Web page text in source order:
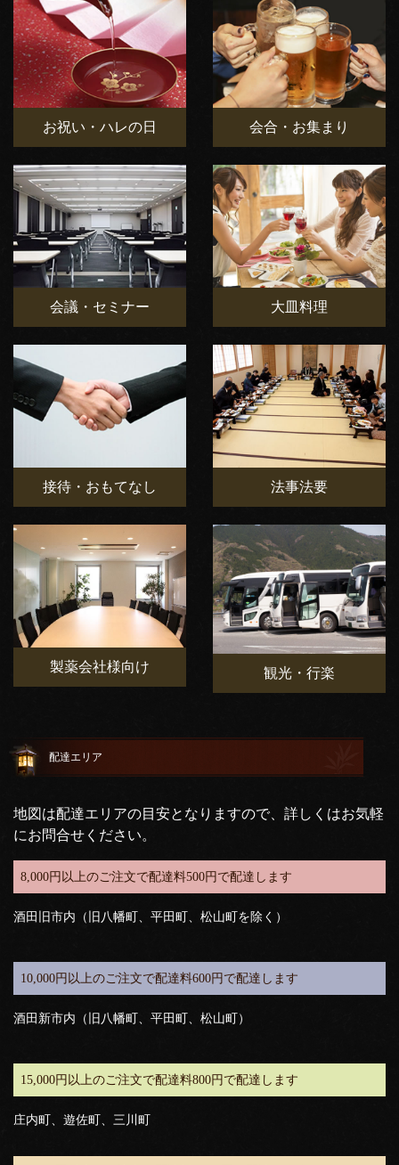
お祝い・ハレの日 会合・お集まり
会議・セミナー 大皿料理
接待・おもてなし 法事法要
製薬会社様向け 観光・行楽
配達エリア
地図は配達エリアの目安となりますので、詳しくはお気軽
にお問合せください。
8,000円以上のご注文で配達料500円で配達します
酒田旧市内（旧八幡町、平田町、松山町を除く）
10,000円以上のご注文で配達料600円で配達します
酒田新市内（旧八幡町、平田町、松山町）
15,000円以上のご注文で配達料800円で配達します
庄内町、遊佐町、三川町